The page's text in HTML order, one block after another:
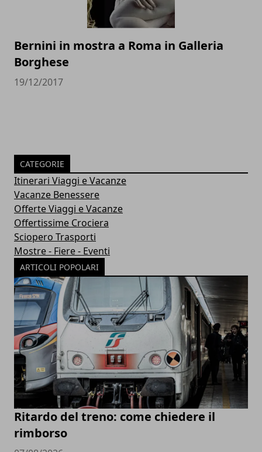
Bernini in mostra a Roma in Galleria
Borghese
19/12/2017
CATEGORIE
Itinerari Viaggi e Vacanze
Vacanze Benessere
Offerte Viaggi e Vacanze
Offertissime Crociera
Sciopero Trasporti
Mostre - Fiere - Eventi
ARTICOLI POPOLARI
Ritardo del treno: come chiedere il
rimborso